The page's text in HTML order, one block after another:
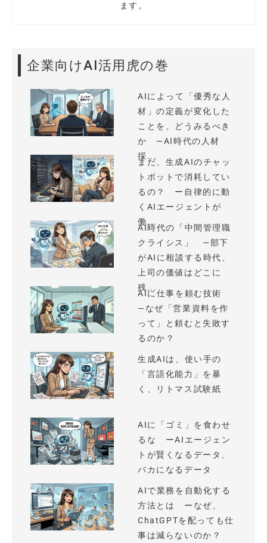
ます。
企業向けAI活用虎の巻
AIによって「優秀な人
材」の定義が変化した
ことを、どうみるべき
か —AI時代の人材
採...
まだ、生成AIのチャッ
トボットで消耗してい
るの？ ー自律的に動
くAIエージェントが
働...
AI時代の「中間管理職
クライシス」 —部下
がAIに相談する時代、
上司の価値はどこに
残...
AIに仕事を頼む技術
—なぜ「営業資料を作
って」と頼むと失敗す
るのか？
生成AIは、使い手の
「言語化能力」を暴
く、リトマス試験紙
AIに「ゴミ」を食わせ
るな ーAIエージェン
トが賢くなるデータ、
バカになるデータ
AIで業務を自動化する
方法とは ーなぜ、
ChatGPTを配っても仕
事は減らないのか？